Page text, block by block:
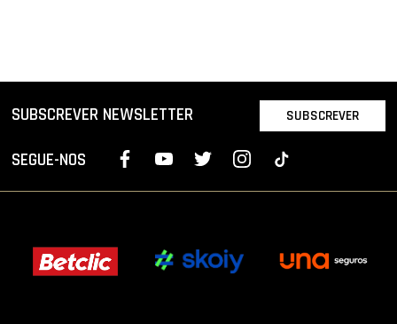
SUBSCREVER NEWSLETTER SUBSCREVER
SEGUE-NOS